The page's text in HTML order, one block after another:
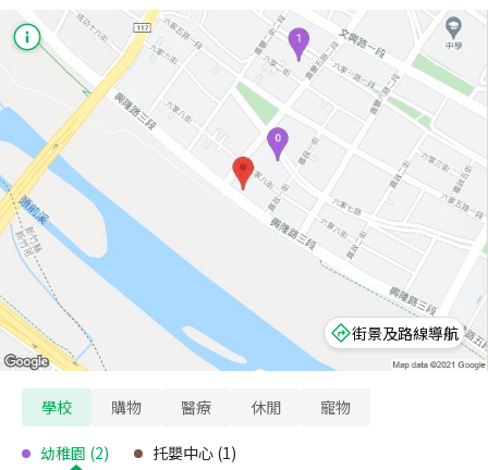
街景及路線導航
學校 購物 醫療 休閒 寵物
幼稚園 (2) 托嬰中心 (1)